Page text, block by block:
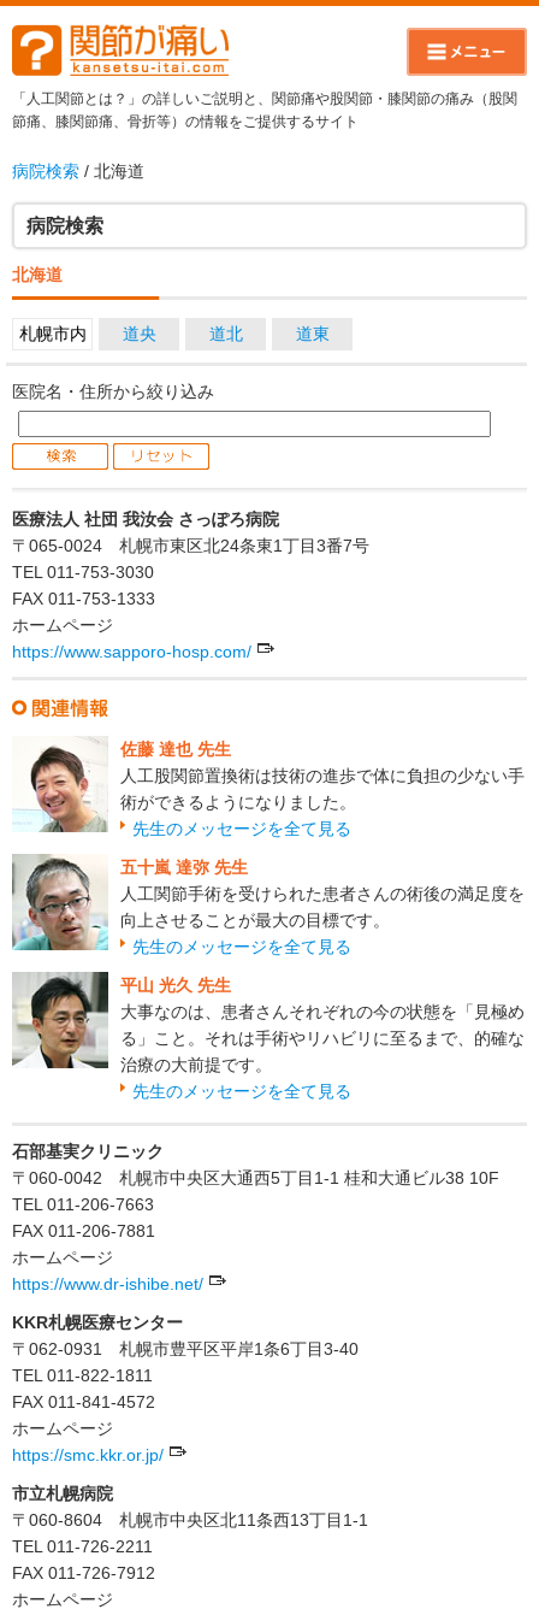
「人工関節とは？」の詳しいご説明と、関節痛や股関節・膝関節の痛み（股関
節痛、膝関節痛、骨折等）の情報をご提供するサイト
病院検索 / 北海道
病院検索
北海道
札幌市内 道央 道北 道東
医院名・住所から絞り込み
医療法人 社団 我汝会 さっぽろ病院
〒065-0024 札幌市東区北24条東1丁目3番7号
TEL 011-753-3030
FAX 011-753-1333
ホームページ
https://www.sapporo-hosp.com/
佐藤 達也 先生
人工股関節置換術は技術の進歩で体に負担の少ない手
術ができるようになりました。
先生のメッセージを全て見る
五十嵐 達弥 先生
人工関節手術を受けられた患者さんの術後の満足度を
向上させることが最大の目標です。
先生のメッセージを全て見る
平山 光久 先生
大事なのは、患者さんそれぞれの今の状態を「見極め
る」こと。それは手術やリハビリに至るまで、的確な
治療の大前提です。
先生のメッセージを全て見る
石部基実クリニック
〒060-0042 札幌市中央区大通西5丁目1-1 桂和大通ビル38 10F
TEL 011-206-7663
FAX 011-206-7881
ホームページ
https://www.dr-ishibe.net/
KKR札幌医療センター
〒062-0931 札幌市豊平区平岸1条6丁目3-40
TEL 011-822-1811
FAX 011-841-4572
ホームページ
https://smc.kkr.or.jp/
市立札幌病院
〒060-8604 札幌市中央区北11条西13丁目1-1
TEL 011-726-2211
FAX 011-726-7912
ホームページ